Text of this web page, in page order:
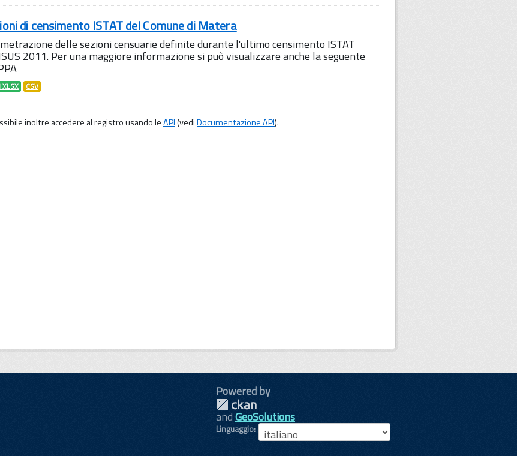
di censimento ISTAT del Comune di Matera
delle sezioni censuarie definite durante l'ultimo censimento ISTAT
2011. Per una maggiore informazione si può visualizzare anche la seguente
CSV
inoltre accedere al registro usando leAPI(vediDocumentazione API).
Powered by
andGeoSolutions
Linguaggio